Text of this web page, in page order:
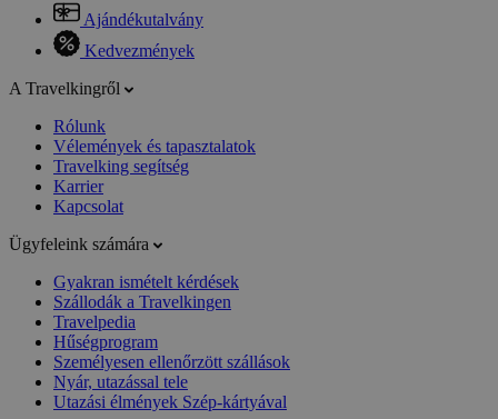
Ajándékutalvány
Kedvezmények
A Travelkingről
Rólunk
Vélemények és tapasztalatok
Travelking segítség
Karrier
Kapcsolat
Ügyfeleink számára
Gyakran ismételt kérdések
Szállodák a Travelkingen
Travelpedia
Hűségprogram
Személyesen ellenőrzött szállások
Nyár, utazással tele
Utazási élmények Szép-kártyával